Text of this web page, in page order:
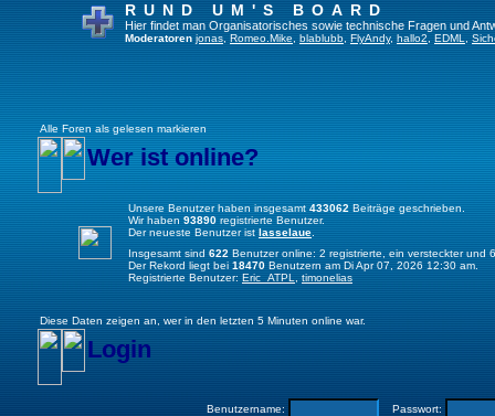
RUND UM'S BOARD
Hier findet man Organisatorisches sowie technische Fragen und
Moderatoren jonas Romeo.Mike blablubb FlyAndy, hallo2 EDML
Alle Foren als gelesen markieren
Wer ist online?
Unsere Benutzer haben insgesamt 433062 Beiträge geschrieben.
Wir haben 93890 registrierte Benutzer.
Der neueste Benutzer ist lasselaue
Insgesamt sind 622 Benutzer online: 2 registrierte, ein versteckter
Der Rekord liegt bei 18470 Benutzern am Di Apr 07, 2026 12:30 am.
Registrierte Benutzer: Eric_ATPL timonelias
Diese Daten zeigen an, wer in den letzten 5 Minuten online war.
Login
Benutzername: Passwort: